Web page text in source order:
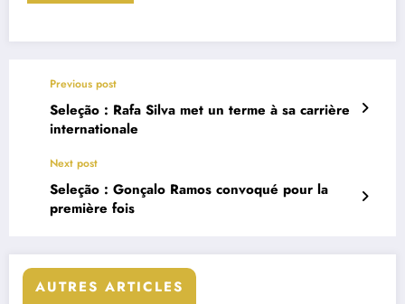
Previous post
Seleção : Rafa Silva met un terme à sa carrière
internationale
Next post
Seleção : Gonçalo Ramos convoqué pour la
première fois
AUTRES ARTICLES